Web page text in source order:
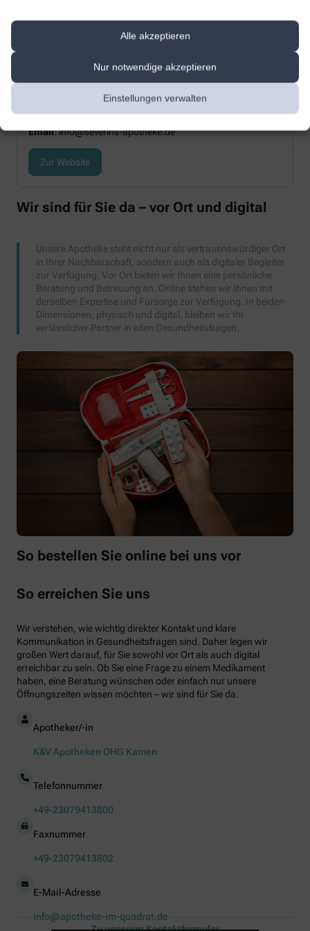
Alle akzeptieren
Nur notwendige akzeptieren
Einstellungen verwalten
Severins Apotheke
Nordenmauer 18
59174 Kamen
: +49-2307/9 10 91 63
Email: info@severins-apotheke.de
Zur Website
Wir sind für Sie da – vor Ort und digital
Unsere Apotheke steht nicht nur als vertrauenswürdiger Ort
in Ihrer Nachbarschaft, sondern auch als digitaler Begleiter
zur Verfügung. Vor Ort bieten wir Ihnen eine persönliche
Beratung und Betreuung an. Online stehen wir Ihnen mit
derselben Expertise und Fürsorge zur Verfügung. In beiden
Dimensionen, physisch und digital, bleiben wir Ihr
verlässlicher Partner in allen Gesundheitsfragen.
So bestellen Sie online bei uns vor
So erreichen Sie uns
Wir verstehen, wie wichtig direkter Kontakt und klare
Kommunikation in Gesundheitsfragen sind. Daher legen wir
großen Wert darauf, für Sie sowohl vor Ort als auch digital
erreichbar zu sein. Ob Sie eine Frage zu einem Medikament
haben, eine Beratung wünschen oder einfach nur unsere
Öffnungszeiten wissen möchten – wir sind für Sie da.
Apotheker/-in
K&V Apotheken OHG Kamen
Telefonnummer
+49-23079413800
Faxnummer
+49-23079413802
E-Mail-Adresse
info@apotheke-im-quadrat.de